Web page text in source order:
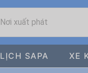
Nơi xuất phát
SAPA XE